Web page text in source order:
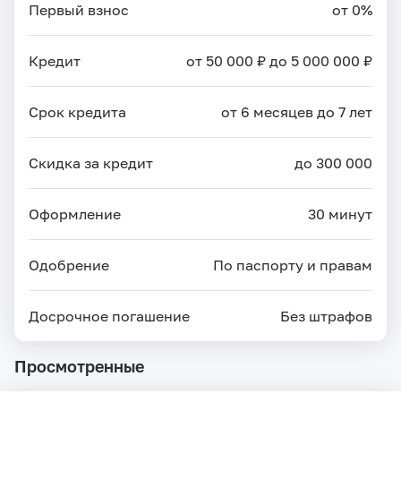
Первый взнос от 0%
Кредит от 50 000 ₽ до 5 000 000 ₽
Срок кредита от 6 месяцев до 7 лет
Скидка за кредит до 300 000
Оформление 30 минут
Одобрение По паспорту и правам
Досрочное погашение Без штрафов
Просмотренные